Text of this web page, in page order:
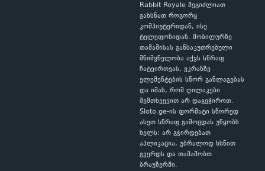
Rabbit Royale შეგიძლიათ
გახსნათ როგორც
კომპიუტერიდან, ისე
ტელეფონიდან. მობილურზე
თამაშისას განსაკუთრებული
მნიშვნელობა აქვს სწრაფ
ჩატვირთვას, ეკრანზე
ელემენტების სწორ განლაგებას
და იმას, რომ ღილაკები
შემთხვევით არ დაგეჭიროთ.
Sloto.ge-ის ფორმატი სწორედ
ასეთ სწრაფ გამოცდას უწყობს
ხელს: არ გჭირდებათ
აპლიკაცია, უბრალოდ ხსნით
გვერდს და თამაშობთ
ბრაუზერში.